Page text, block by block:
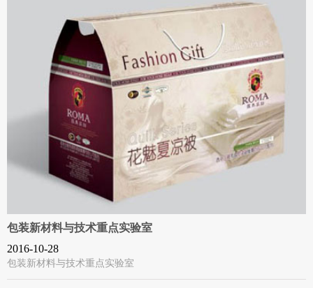
包装新材料与技术重点实验室
2016-10-28
包装新材料与技术重点实验室